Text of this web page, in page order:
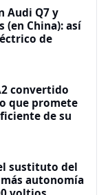
Audi Q7 y
(en China): así
de
convertido
que promete
de su
sustituto del
más autonomía